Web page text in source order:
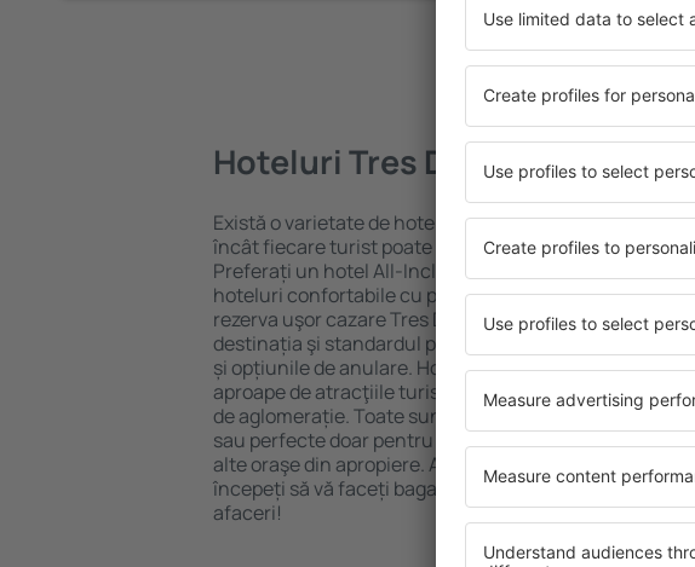
Hoteluri Tres De Junio
Există o varietate de hoteluri disponibile Tres De
încât fiecare turist poate găsi cazare potrivită nevoilor
Preferați un hotel All-Inclusive cu standarde ȋnalte sau
hoteluri confortabile cu preţuri mici? Cu ajutorul
rezerva uşor cazare Tres De Junio} pentru orice
destinația şi standardul pentru hotel, verificați
și opțiunile de anulare. Hotelurile Tres De Junio sunt
aproape de atracţiile turistice populare, cât și puțin mai
de aglomerație. Toate sunt disponibile pentru o
sau perfecte doar pentru o noapte atunci când doriţi
alte oraşe din apropiere. Alegeți hotelul care vi se
începeți să vă faceți bagajele pentru o vacanţă sau
afaceri!